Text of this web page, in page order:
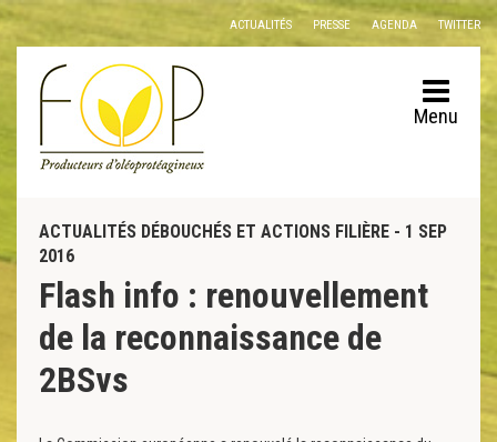
Panneau de gestion des cookies
ACTUALITÉS PRESSE AGENDA TWITTER
Menu
ACTUALITÉS DÉBOUCHÉS ET ACTIONS FILIÈRE - 1 SEP
2016
Flash info : renouvellement
de la reconnaissance de
2BSvs